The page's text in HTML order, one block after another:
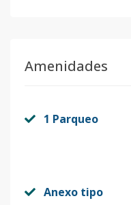
Amenidades
1 Parqueo
Anexo tipo